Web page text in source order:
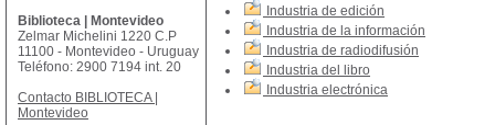
Industria de edición
Industria de la información
Industria de radiodifusión
Industria del libro
Industria electrónica
Biblioteca | Montevideo
Zelmar Michelini 1220 C.P
11100 - Montevideo - Uruguay
Teléfono: 2900 7194 int. 20
Contacto BIBLIOTECA |
Montevideo